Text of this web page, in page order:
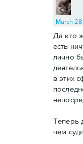
March
Да кто
есть
лично
в этих
Теперь
чем